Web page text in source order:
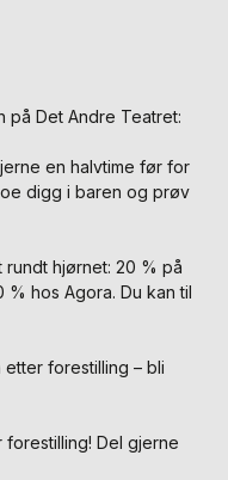
Det Andre Teatret:
en halvtime før for
digg i baren og prøv
rundt hjørnet: 20 % på
% hos Agora. Du kan til
forestilling – bli
Del gjerne